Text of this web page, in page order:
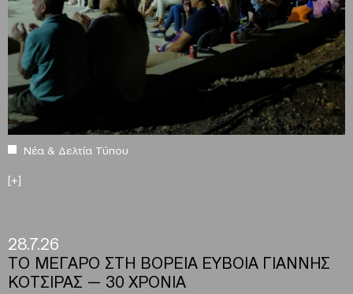
Νέα & Δελτία Τύπου
[+]
28.7.26
ΤΟ ΜΕΓΑΡΟ ΣΤΗ ΒΟΡΕΙΑ ΕΥΒΟΙΑ ΓΙΑΝΝΗΣ
ΚΟΤΣΙΡΑΣ — 30 ΧΡΟΝΙΑ